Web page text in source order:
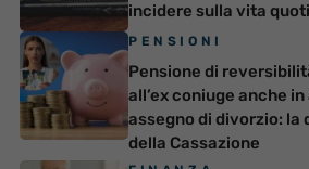
incidere sulla vita
PENSIONI
Pensione di
all’ex coniuge anche
assegno di divorzio: la
della Cassazione